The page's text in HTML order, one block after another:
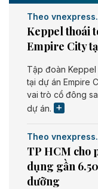
Theo
Keppel thoái
Empire City
Tập đoàn
tại dự án Empire
vai trò cổ đông
dự án.
Theo
TP HCM cho
dụng gần
dưỡng